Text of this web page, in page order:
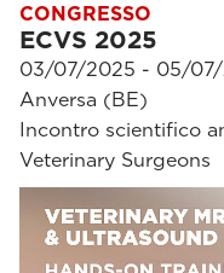
CONGRESSO
ECVS 2025
03/07/2025 - 05/
Anversa (BE)
Incontro scientifico
Veterinary Surgeons